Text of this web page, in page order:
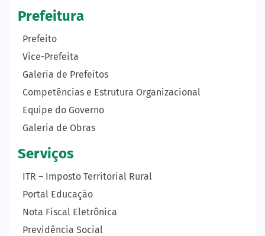
Prefeitura
Prefeito
Vice-Prefeita
Galeria de Prefeitos
Competências e Estrutura Organizacional
Equipe do Governo
Galeria de Obras
Serviços
ITR – Imposto Territorial Rural
Portal Educação
Nota Fiscal Eletrônica
Previdência Social